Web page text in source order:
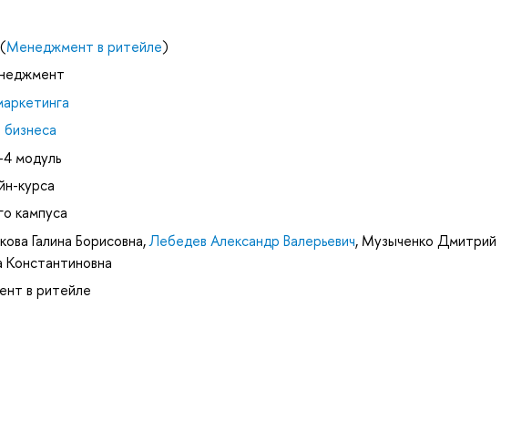
Менеджмент в ритейле)
модуль
курса
кампуса
Галина Борисовна,Лебедев Александр Валерьевич, Музыченко Дмитрий
в ритейле